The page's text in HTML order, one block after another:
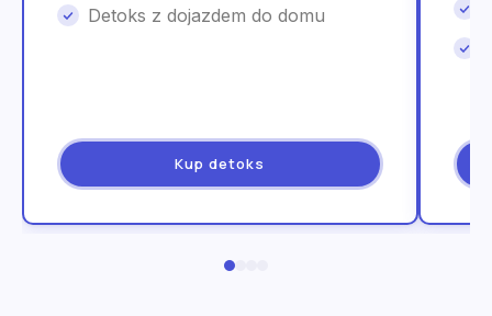
Detoks z dojazdem do domu
Kup detoks